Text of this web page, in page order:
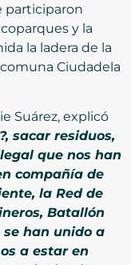
participaron
y la
la ladera de la
Ciudadela
Suárez, explicó
sacar residuos,
que nos han
compañía de
la Red de
Batallón
han unido a
a estar en